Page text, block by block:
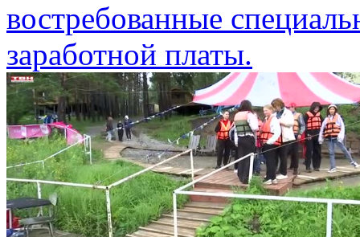
востребованные
заработной платы.